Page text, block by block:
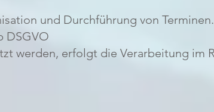
und Durchführung von Terminen.
DSGVO
werden, erfolgt die Verarbeitung im